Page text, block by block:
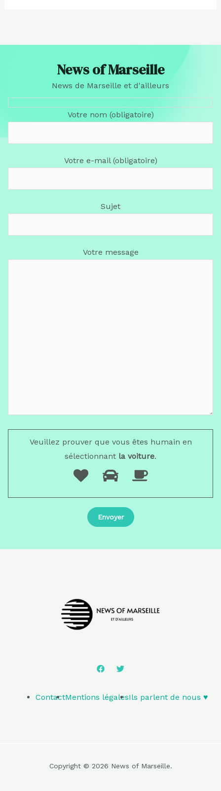
News of Marseille
News de Marseille et d'ailleurs
Votre nom (obligatoire)
Votre e-mail (obligatoire)
Sujet
Votre message
Veuillez prouver que vous êtes humain en
sélectionnant la voiture.
ContactMentions légalesIls parlent de nous ♥️
Copyright © 2026 News of Marseille.